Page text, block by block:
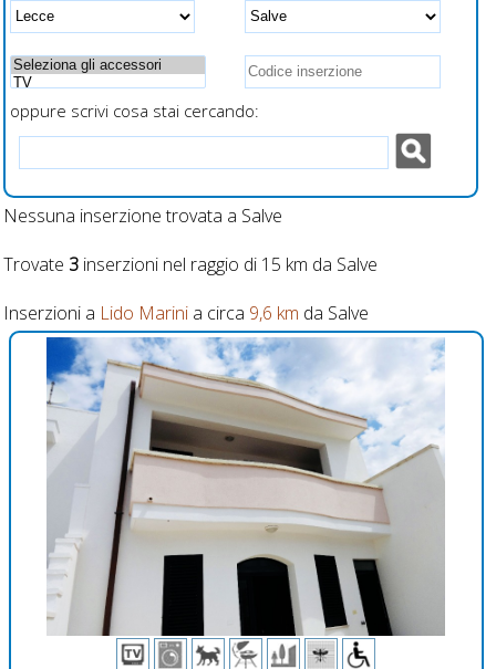
ricarica veloce
smartphone
oppure scrivi cosa stai cercando:
Nessuna inserzione trovata a Salve
Trovate 3inserzioni nel raggio di 15 km da Salve
Inserzioni a Lido Marinia circa 9,6 km da Salve